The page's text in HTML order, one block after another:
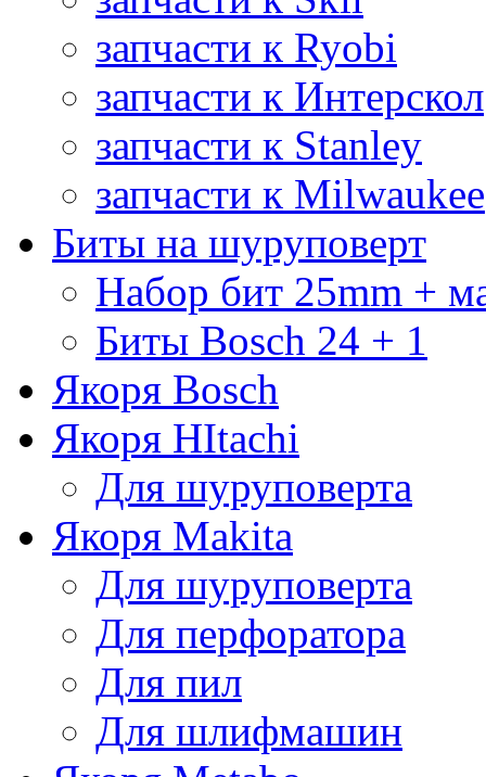
запчасти к Ryobi
запчасти к Интерскол
запчасти к Stanley
запчасти к Milwaukee
Биты на шуруповерт
Набор бит 25mm +
Биты Bosch 24 + 1
Якоря Bosch
Якоря HItachi
Для шуруповерта
Якоря Makita
Для шуруповерта
Для перфоратора
Для пил
Для шлифмашин